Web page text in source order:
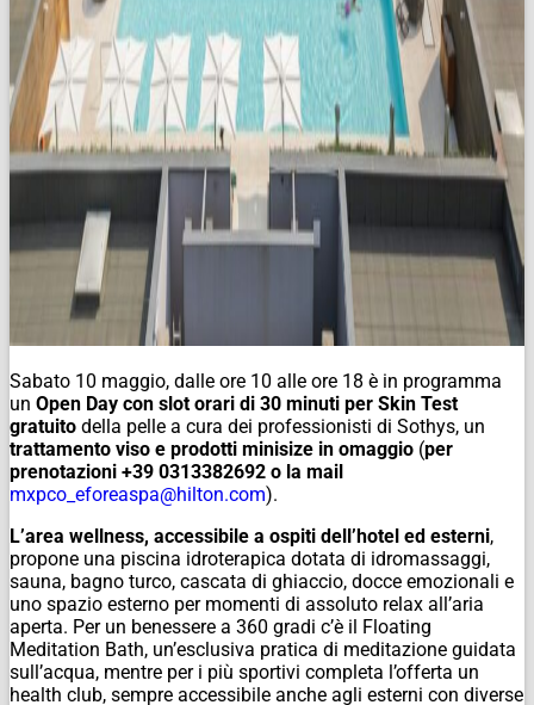
Sabato 10 maggio, dalle ore 10 alle ore 18 è in programma
un Open Day con slot orari di 30 minuti per Skin Test
gratuito della pelle a cura dei professionisti di Sothys, un
trattamento viso e prodotti minisize in omaggio (per
prenotazioni +39 0313382692 o la mail
mxpco_eforeaspa@hilton.com).
L’area wellness, accessibile a ospiti dell’hotel ed esterni,
propone una piscina idroterapica dotata di idromassaggi,
sauna, bagno turco, cascata di ghiaccio, docce emozionali e
uno spazio esterno per momenti di assoluto relax all’aria
aperta. Per un benessere a 360 gradi c’è il Floating
Meditation Bath, un’esclusiva pratica di meditazione guidata
sull’acqua, mentre per i più sportivi completa l’offerta un
health club, sempre accessibile anche agli esterni con diverse